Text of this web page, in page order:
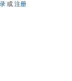
或 注册